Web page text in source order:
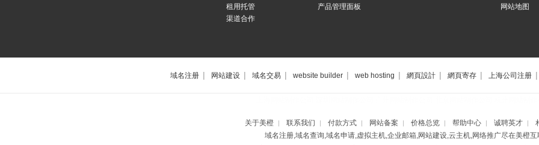
租用托管
渠道合作
产品管理面板
网站地图
域名注册 | 网站建设 | 域名交易 | website builder | web hosting | 網頁設計 | 網頁寄存 | 上海公司注册 |
关于美橙 | 联系我们 | 付款方式 | 网站备案 | 价格总览 | 帮助中心 | 诚聘英才 |
域名注册,域名查询,域名申请,虚拟主机,企业邮箱,网站建设,云主机,网络推广尽在美橙互